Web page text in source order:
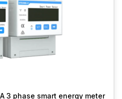
3 phase smart energy meter